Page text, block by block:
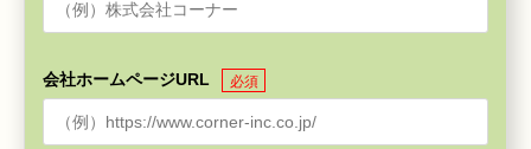
会社ホームページURL 必須